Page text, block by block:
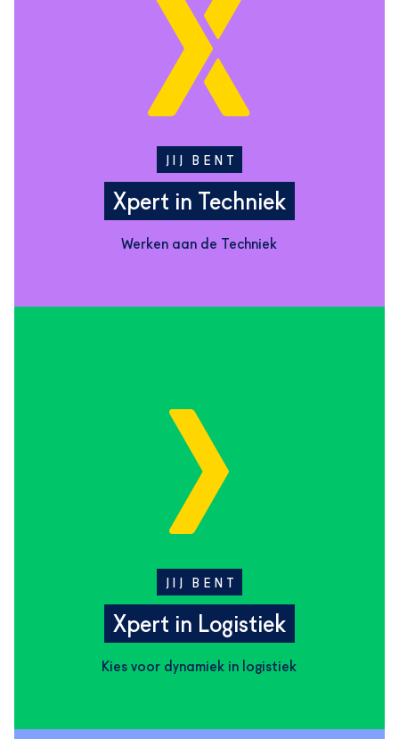
JIJ BENT
Xpert in Techniek
Werken aan de Techniek
JIJ BENT
Xpert in Logistiek
Kies voor dynamiek in logistiek